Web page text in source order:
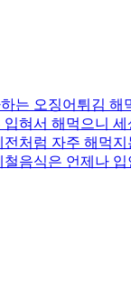
는 오징어튀김 해
혀서 해먹으니 세
처럼 자주 해먹
음식은 언제나 입